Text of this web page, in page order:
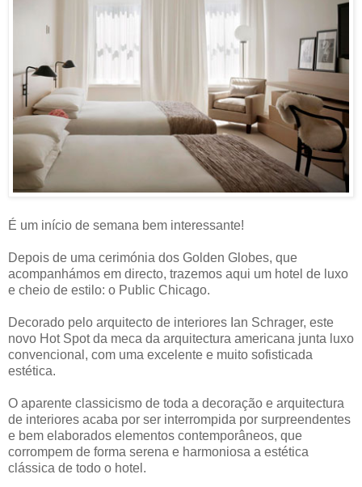
É um início de semana bem interessante!
Depois de uma cerimónia dos Golden Globes, que
acompanhámos em directo, trazemos aqui um hotel de luxo
e cheio de estilo: o Public Chicago.
Decorado pelo arquitecto de interiores Ian Schrager, este
novo Hot Spot da meca da arquitectura americana junta luxo
convencional, com uma excelente e muito sofisticada
estética.
O aparente classicismo de toda a decoração e arquitectura
de interiores acaba por ser interrompida por surpreendentes
e bem elaborados elementos contemporâneos, que
corrompem de forma serena e harmoniosa a estética
clássica de todo o hotel.